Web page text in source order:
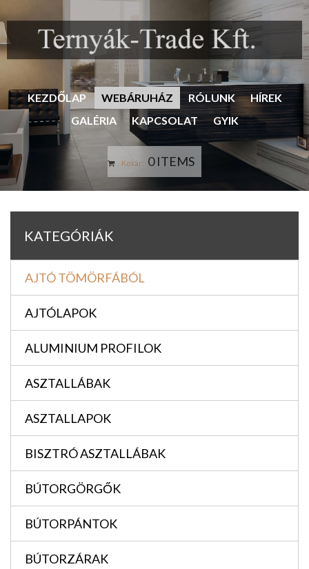
KEZDŐLAP WEBÁRUHÁZ RÓLUNK
HÍREK
GALÉRIA
KAPCSOLAT GYIK
Kosár: 0 ITEMS
KATEGÓRIÁK
AJTÓ TÖMÖRFÁBÓL
AJTÓLAPOK
ALUMINIUM PROFILOK
ASZTALLÁBAK
ASZTALLAPOK
BISZTRÓ ASZTALLÁBAK
BÚTORGÖRGŐK
BÚTORPÁNTOK
BÚTORZÁRAK